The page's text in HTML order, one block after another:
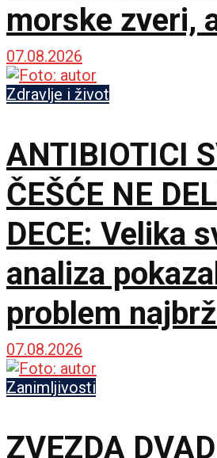
morske zveri,
napao još veći
07.08.2026
Zdravlje i život
ANTIBIOTICI
ČEŠĆE NE
DECE: Velika
analiza
problem
07.08.2026
Zanimljivosti
ZVEZDA